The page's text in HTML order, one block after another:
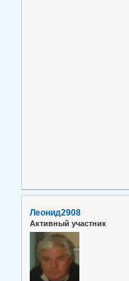
Леонид2908
Активный участник